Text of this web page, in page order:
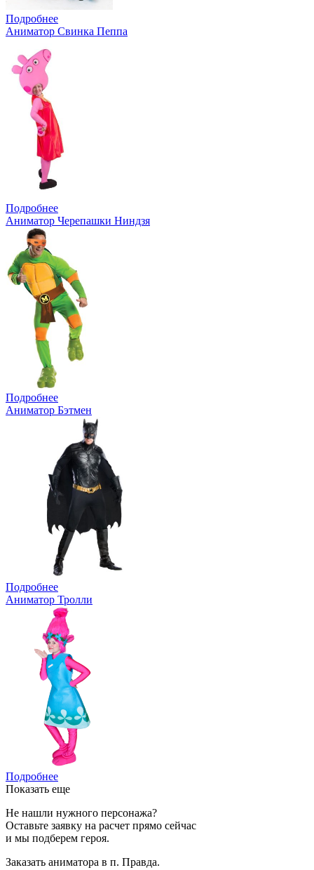
Подробнее
Аниматор Свинка Пеппа
Подробнее
Аниматор Черепашки Ниндзя
Подробнее
Аниматор Бэтмен
Подробнее
Аниматор Тролли
Подробнее
Показать еще
Не нашли нужного персонажа?
Оставьте заявку на расчет прямо сейчас
и мы подберем героя.
Заказать аниматора в п. Правда.